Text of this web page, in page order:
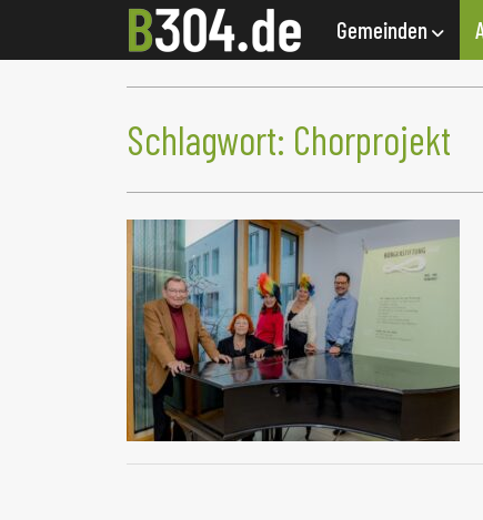
Gemeinden
Schlagwort: Chorprojekt